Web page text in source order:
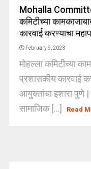
Mohalla
कमिटीच्या
कारवाई करण्याचा
February 9, 2023
मोहल्ला कमिटीच्या
प्रशासकीय कारवाई
आयुक्तांचा इशारा पुणे
सामाजिक [...]
Read